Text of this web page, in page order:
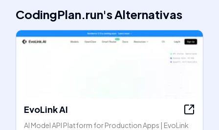
CodingPlan.run'sAlternativas
EvoLink AI
AI Model API Platform for Production Apps | EvoLink